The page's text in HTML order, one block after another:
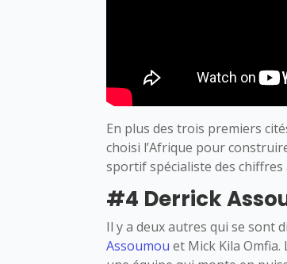
En plus des trois premiers
choisi l’Afrique pour
sportif spécialiste des chiffres
#4 Derrick
Il y a deux autres qui se sont
Assoumou et Mick Kila Omfia.